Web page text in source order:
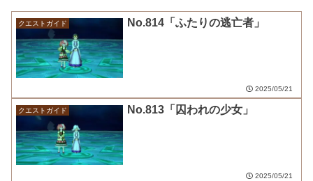
クエストガイド No.814「ふたりの逃亡者」
2025/05/21
クエストガイド No.813「囚われの少女」
2025/05/21